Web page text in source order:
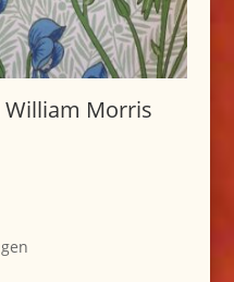
Morris